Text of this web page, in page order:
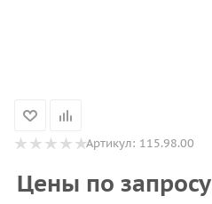
Артикул: 115.98.00
Цены по запросу